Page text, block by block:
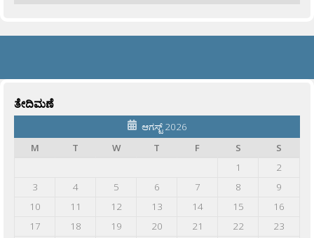
ತೇದಿಮಣೆ
ಆಗಸ್ಟ್ 2026
M
T W T F S
S
1
2
3
4 5 6 7 8
9
10
11 12 13 14 15
16
17
18 19 20 21 22
23